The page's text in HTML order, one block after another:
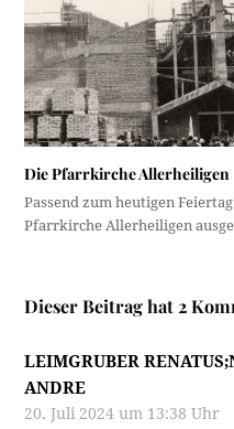
Die Pfarrkirche Allerheiligen
Passend zum heutigen
Pfarrkirche Allerheiligen
Dieser Beitrag hat 2
LEIMGRUBER
ANDRE
20. Juli 2024 um 13:38 Uhr